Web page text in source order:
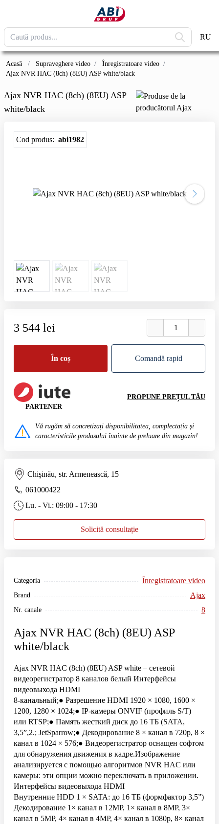
RU
Acasă / Supraveghere video / Înregistratoare video /
Ajax NVR HAC (8ch) (8EU) ASP white/black
Ajax NVR HAC (8ch) (8EU) ASP
white/black
Cod produs: abi1982
Categoria Înregistratoare video
Brand Ajax
Nr. canale 8
Ajax NVR HAC (8ch) (8EU) ASP
white/black
Ajax NVR HAC (8ch) (8EU) ASP white – сетевой
видеорегистратор 8 каналов белый Интерфейсы
видеовыхода HDMI
8-канальный;● Разрешение HDMI 1920 × 1080, 1600 ×
1200, 1280 × 1024;● IP-камеры ONVIF (профиль S/T)
или RTSP;● Память жесткий диск до 16 ТБ (SATA,
3,5”,2.; JetSparrow;● Декодирование 8 × канал в 720p, 8 ×
канал в 1024 × 576;● Видеорегистратор оснащен софтом
для обнаружения движения в кадре.Изображение
анализируется с помощью алгоритмов NVR HAC или
камеры: эти опции можно переключать в приложении.
Интерфейсы видеовыхода HDMI
Внутренние HDD 1 × SATA: до 16 ТБ (формфактор 3,5”)
Декодирование 1× канал в 12MP, 1× канал в 8MP, 3×
канал в 5MP, 4× канал в 4MP, 4× канал в 1080p, 8× канал
3 544 lei
În coș Comandă rapid
PARTENER
PROPUNE PREȚUL TĂU
Vă rugăm să concretizați disponibilitatea, complectația și
caracteristicile produsului înainte de preluare din magazin!
Chișinău, str. Armenească, 15
061000422
Lu. - Vi.: 09:00 - 17:30
Solicită consultație